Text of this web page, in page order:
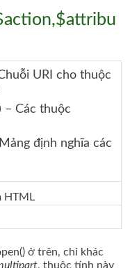
URI cho thuộc
– Các thuộc
định nghĩa các
HTML
ở trên, chỉ khác
, thuộc tính này